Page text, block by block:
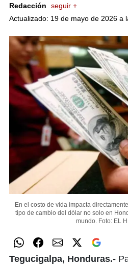
Redacción
seguir +
Actualizado: 19 de mayo de 2026 a
En el costo de vida impacta
tipo de cambio del dólar no solo en
mundo. Foto: EL
Tegucigalpa, Honduras.-